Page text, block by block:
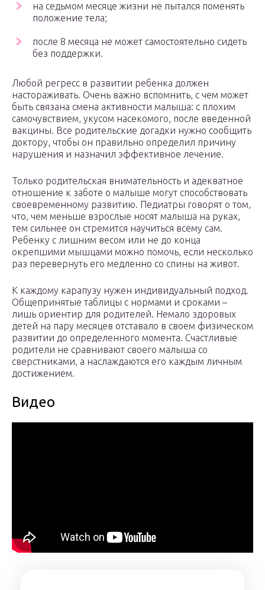
на седьмом месяце жизни не пытался поменять
положение тела;
после 8 месяца не может самостоятельно сидеть
без поддержки.
Любой регресс в развитии ребенка должен
настораживать. Очень важно вспомнить, с чем может
быть связана смена активности малыша: с плохим
самочувствием, укусом насекомого, после введенной
вакцины. Все родительские догадки нужно сообщить
доктору, чтобы он правильно определил причину
нарушения и назначил эффективное лечение.
Только родительская внимательность и адекватное
отношение к заботе о малыше могут способствовать
своевременному развитию. Педиатры говорят о том,
что, чем меньше взрослые носят малыша на руках,
тем сильнее он стремится научиться всему сам.
Ребенку с лишним весом или не до конца
окрепшими мышцами можно помочь, если несколько
раз перевернуть его медленно со спины на живот.
К каждому карапузу нужен индивидуальный подход.
Общепринятые таблицы с нормами и сроками –
лишь ориентир для родителей. Немало здоровых
детей на пару месяцев отставало в своем физическом
развитии до определенного момента. Счастливые
родители не сравнивают своего малыша со
сверстниками, а наслаждаются его каждым личным
достижением.
Видео